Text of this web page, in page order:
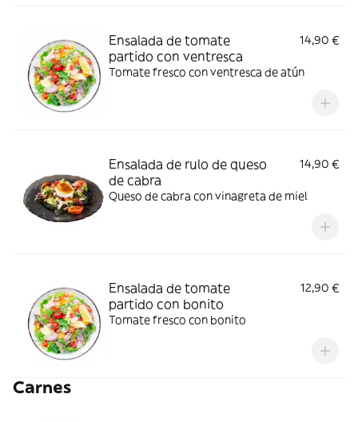
Ensalada de tomate
partido con ventresca
14,90 €
Tomate fresco con ventresca de atún
Ensalada de rulo de queso
de cabra
14,90 €
Queso de cabra con vinagreta de miel
Ensalada de tomate
partido con bonito
12,90 €
Tomate fresco con bonito
Carnes